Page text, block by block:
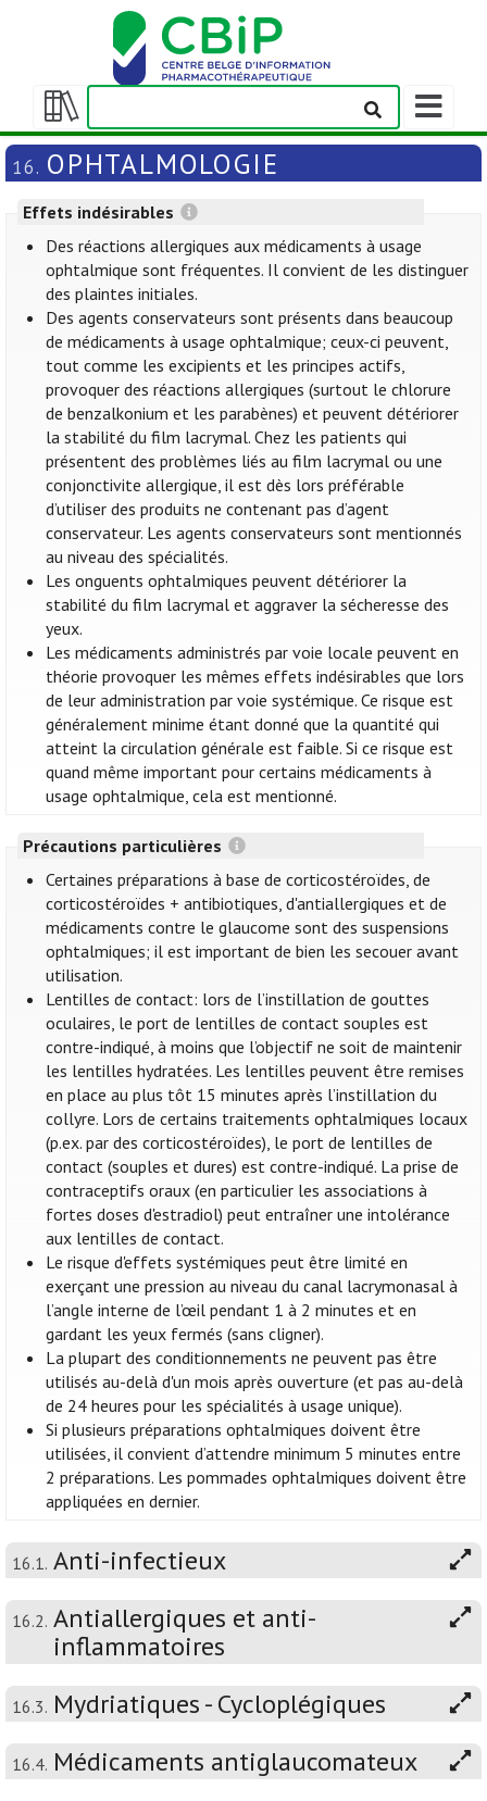
Afficher/masquer
la
table
matières
Afficher/
la
barre
navigation
16. OPHTALMOLOGIE
Effets indésirables
Des réactions allergiques aux médicaments à usage
ophtalmique sont fréquentes. Il convient de les distinguer
des plaintes initiales.
Des agents conservateurs sont présents dans beaucoup
de médicaments à usage ophtalmique; ceux-ci peuvent,
tout comme les excipients et les principes actifs,
provoquer des réactions allergiques (surtout le chlorure
de benzalkonium et les parabènes) et peuvent détériorer
la stabilité du film lacrymal. Chez les patients qui
présentent des problèmes liés au film lacrymal ou une
conjonctivite allergique, il est dès lors préférable
d’utiliser des produits ne contenant pas d’agent
conservateur. Les agents conservateurs sont mentionnés
au niveau des spécialités.
Les onguents ophtalmiques peuvent détériorer la
stabilité du film lacrymal et aggraver la sécheresse des
yeux.
Les médicaments administrés par voie locale peuvent en
théorie provoquer les mêmes effets indésirables que lors
de leur administration par voie systémique. Ce risque est
généralement minime étant donné que la quantité qui
atteint la circulation générale est faible. Si ce risque est
quand même important pour certains médicaments à
usage ophtalmique, cela est mentionné.
Précautions particulières
Certaines préparations à base de corticostéroïdes, de
corticostéroïdes + antibiotiques, d'antiallergiques et de
médicaments contre le glaucome sont des suspensions
ophtalmiques; il est important de bien les secouer avant
utilisation.
Lentilles de contact: lors de l’instillation de gouttes
oculaires, le port de lentilles de contact souples est
contre-indiqué, à moins que l’objectif ne soit de maintenir
les lentilles hydratées. Les lentilles peuvent être remises
en place au plus tôt 15 minutes après l’instillation du
collyre. Lors de certains traitements ophtalmiques locaux
(p.ex. par des corticostéroïdes), le port de lentilles de
contact (souples et dures) est contre-indiqué. La prise de
contraceptifs oraux (en particulier les associations à
fortes doses d'estradiol) peut entraîner une intolérance
aux lentilles de contact.
Le risque d'effets systémiques peut être limité en
exerçant une pression au niveau du canal lacrymonasal à
l’angle interne de l’œil pendant 1 à 2 minutes et en
gardant les yeux fermés (sans cligner).
La plupart des conditionnements ne peuvent pas être
utilisés au-delà d'un mois après ouverture (et pas au-delà
de 24 heures pour les spécialités à usage unique).
Si plusieurs préparations ophtalmiques doivent être
utilisées, il convient d’attendre minimum 5 minutes entre
2 préparations. Les pommades ophtalmiques doivent être
appliquées en dernier.
16.1. Anti-infectieux
16.2. Antiallergiques et anti-
inflammatoires
16.3. Mydriatiques - Cycloplégiques
16.4. Médicaments antiglaucomateux